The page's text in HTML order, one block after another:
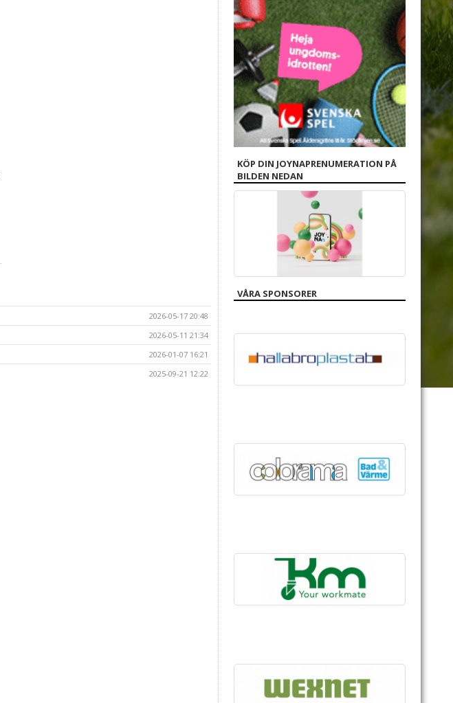
2026-05-17 20:48
2026-05-11 21:34
2026-01-07 16:21
2025-09-21 12:22
KÖP DIN JOYNAPRENUMERATION PÅ
BILDEN NEDAN
VÅRA SPONSORER